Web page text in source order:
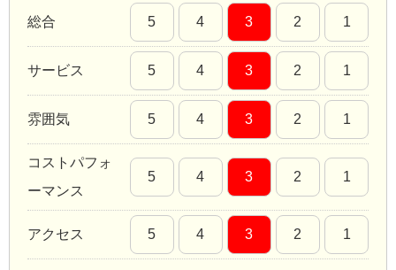
総合 5 4 3 2 1
サービス 5 4 3 2 1
雰囲気 5 4 3 2 1
コストパフォ
ーマンス
5 4 3 2 1
アクセス 5 4 3 2 1